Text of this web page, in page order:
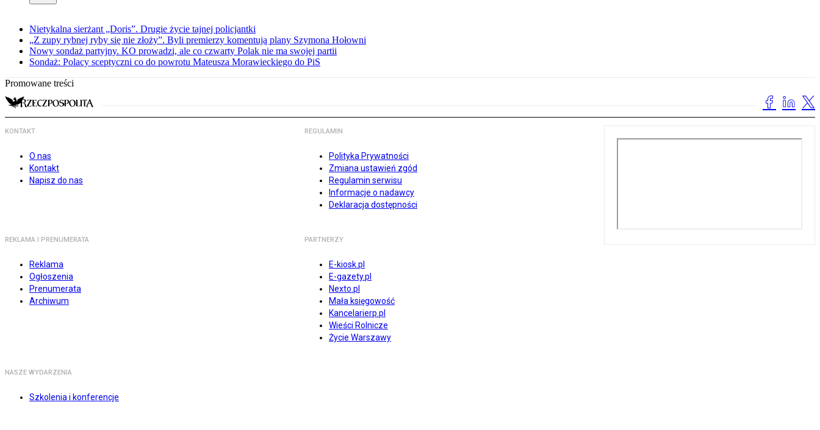
Nietykalna sierżant „Doris”. Drugie życie tajnej policjantki
„Z zupy rybnej ryby się nie złoży”. Byli premierzy komentują plany Szymona Hołowni
Nowy sondaż partyjny. KO prowadzi, ale co czwarty Polak nie ma swojej partii
Sondaż: Polacy sceptyczni co do powrotu Mateusza Morawieckiego do PiS
Promowane treści
KONTAKT
O nas
Kontakt
Napisz do nas
REGULAMIN
Polityka Prywatności
Zmiana ustawień zgód
Regulamin serwisu
Informacje o nadawcy
Deklaracja dostępności
REKLAMA I PRENUMERATA
Reklama
Ogłoszenia
Prenumerata
Archiwum
PARTNERZY
E-kiosk.pl
E-gazety.pl
Nexto.pl
Mała księgowość
Kancelarierp.pl
Wieści Rolnicze
Życie Warszawy
NASZE WYDARZENIA
Szkolenia i konferencje